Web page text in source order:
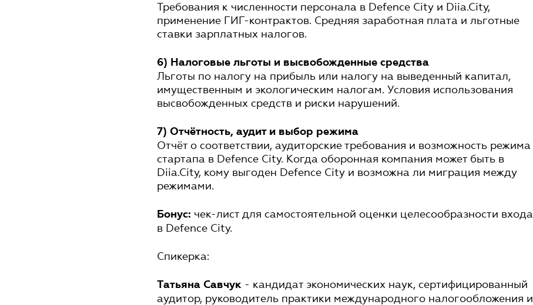
Требования к численности персонала в Defence City и Diia.City,
применение ГИГ-контрактов. Средняя заработная плата и льготные
ставки зарплатных налогов.
6) Налоговые льготы и высвобожденные средства
Льготы по налогу на прибыль или налогу на выведенный капитал,
имущественным и экологическим налогам. Условия использования
высвобожденных средств и риски нарушений.
7) Отчётность, аудит и выбор режима
Отчёт о соответствии, аудиторские требования и возможность режима
стартапа в Defence City. Когда оборонная компания может быть в
Diia.City, кому выгоден Defence City и возможна ли миграция между
режимами.
Бонус: чек-лист для самостоятельной оценки целесообразности входа
в Defence City.
Спикерка:
Татьяна Савчук - кандидат экономических наук, сертифицированный
аудитор, руководитель практики международного налогообложения и